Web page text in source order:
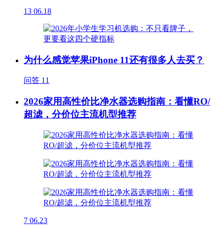
13 06.18
为什么感觉苹果iPhone 11还有很多人去买？
问答 11
2026家用高性价比净水器选购指南：看懂RO/
超滤，分价位主流机型推荐
7 06.23